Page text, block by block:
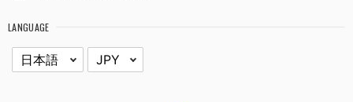
LANGUAGE